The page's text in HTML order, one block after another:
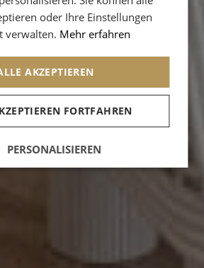
ARABIC
oder Ihre Einstellungen
verwalten. Mehr erfahren
AKZEPTIEREN
FORTFAHREN
PERSONALISIEREN